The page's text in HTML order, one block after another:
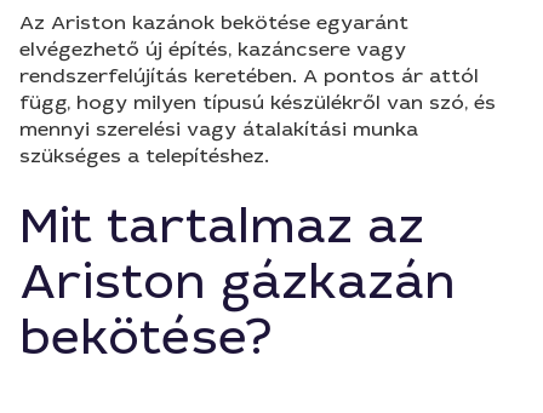
Az Ariston kazánok bekötése egyaránt
elvégezhető új építés, kazáncsere vagy
rendszerfelújítás keretében. A pontos ár attól
függ, hogy milyen típusú készülékről van szó, és
mennyi szerelési vagy átalakítási munka
szükséges a telepítéshez.
Mit tartalmaz az
Ariston gázkazán
bekötése?